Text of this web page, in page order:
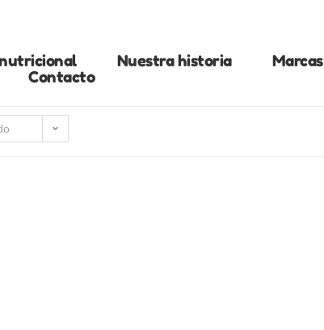
Nuestra historia Marcas
Contacto